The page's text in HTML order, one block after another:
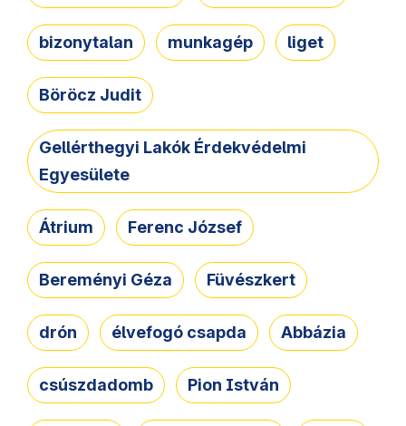
bizonytalan munkagép liget
Böröcz Judit
Gellérthegyi Lakók Érdekvédelmi
Egyesülete
Átrium Ferenc József
Bereményi Géza Füvészkert
drón élvefogó csapda Abbázia
csúszdadomb Pion István